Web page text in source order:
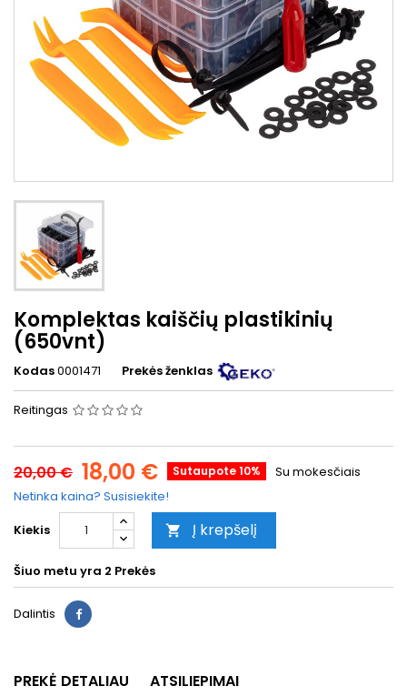
Komplektas kaiščių plastikinių
(650vnt)
Kodas0001471 Prekės ženklas
Reitingas
20,00 € 18,00 € Sutaupote 10%
Su mokesčiais
Netinka kaina? Susisiekite!
Kiekis
 Į krepšelį
Šiuo metu yra 2 Prekės
Dalintis
PREKĖ DETALIAU ATSILIEPIMAI